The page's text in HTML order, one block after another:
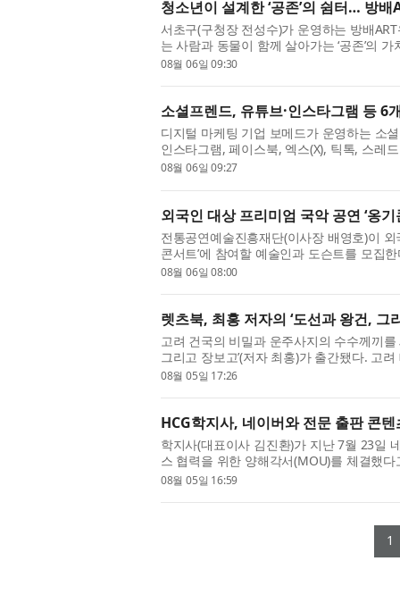
청소년이 설계한 ‘공존’의 쉼터… 방
서초구(구청장 전성수)가 운영하는 방배
는 사람과 동물이 함께 살아가는 ‘공존’의
작소’를 성공적으로 마무리했다. ‘뚝딱공작
08월 06일 09:30
소셜프렌드, 유튜브·인스타그램 등 6
디지털 마케팅 기업 보메드가 운영하는 소
인스타그램, 페이스북, 엑스(X), 틱톡, 스레
서 이용할 수 있는 통합 환경을 제공한다고
08월 06일 09:27
외국인 대상 프리미엄 국악 공연 ‘옹
전통공연예술진흥재단(이사장 배영호)이
콘서트’에 참여할 예술인과 도슨트를 모집
리는 외국인 대상 해설이 있는 국악 공연으
08월 06일 08:00
렛츠북, 최홍 저자의 ‘도선과 왕건, 그
고려 건국의 비밀과 운주사지의 수수께끼
그리고 장보고’(저자 최홍)가 출간됐다. 고
지지 않았을까? 도선국사는 왜 왕건의 아버
08월 05일 17:26
HCG학지사, 네이버와 전문 출판 콘
학지사(대표이사 김진환)가 지난 7월 23일
스 협력을 위한 양해각서(MOU)를 체결했
하는 한편 AI 시대에 학술·전문 콘텐츠가
08월 05일 16:59
1